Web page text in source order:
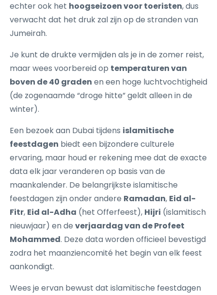
echter ook het hoogseizoen voor toeristen, dus
verwacht dat het druk zal zijn op de stranden van
Jumeirah.
Je kunt de drukte vermijden als je in de zomer reist,
maar wees voorbereid op temperaturen van
boven de 40 graden en een hoge luchtvochtigheid
(de zogenaamde “droge hitte” geldt alleen in de
winter).
Een bezoek aan Dubai tijdens islamitische
feestdagen biedt een bijzondere culturele
ervaring, maar houd er rekening mee dat de exacte
data elk jaar veranderen op basis van de
maankalender. De belangrijkste islamitische
feestdagen zijn onder andere Ramadan, Eid al-
Fitr, Eid al-Adha (het Offerfeest), Hijri (islamitisch
nieuwjaar) en de verjaardag van de Profeet
Mohammed. Deze data worden officieel bevestigd
zodra het maanziencomité het begin van elk feest
aankondigt.
Wees je ervan bewust dat islamitische feestdagen